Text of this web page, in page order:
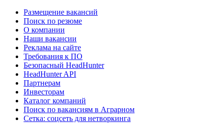
Размещение вакансий
Поиск по резюме
О компании
Наши вакансии
Реклама на сайте
Требования к ПО
Безопасный HeadHunter
HeadHunter API
Партнерам
Инвесторам
Каталог компаний
Поиск по вакансиям в Аграрном
Сетка: соцсеть для нетворкинга